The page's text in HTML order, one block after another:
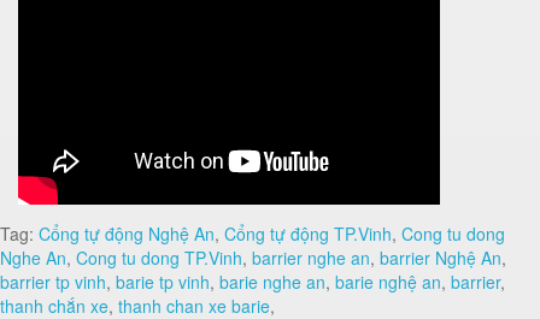
Tag: Cổng tự động Nghệ An, Cổng tự động TP.Vinh, Cong tu dong
Nghe An, Cong tu dong TP.Vinh, barrier nghe an, barrier Nghệ An,
barrier tp vinh, barie tp vinh, barie nghe an, barie nghệ an, barrier,
thanh chắn xe, thanh chan xe barie,